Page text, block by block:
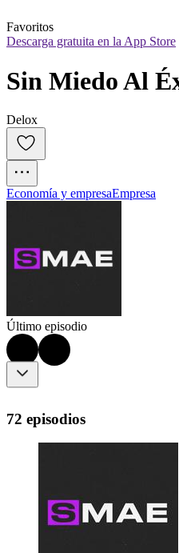
Favoritos
Descarga gratuita en la App Store
Sin Miedo Al
Delox
Economía y empresaEmpresa
Último episodio
72 episodios